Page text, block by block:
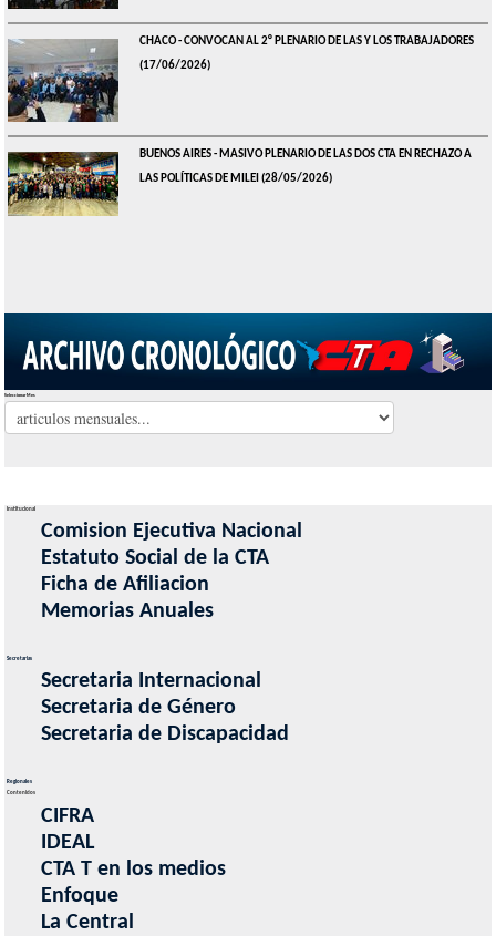
CHACO - CONVOCAN AL 2° PLENARIO DE LAS Y LOS TRABAJADORES
(17/06/2026)
BUENOS AIRES - MASIVO PLENARIO DE LAS DOS CTA EN RECHAZO A
LAS POLÍTICAS DE MILEI (28/05/2026)
Seleccionar Mes
Institucional
Comision Ejecutiva Nacional
Estatuto Social de la CTA
Ficha de Afiliacion
Memorias Anuales
Secretarias
Secretaria Internacional
Secretaria de Género
Secretaria de Discapacidad
Regionales
Contenidos
CIFRA
IDEAL
CTA T en los medios
Enfoque
La Central